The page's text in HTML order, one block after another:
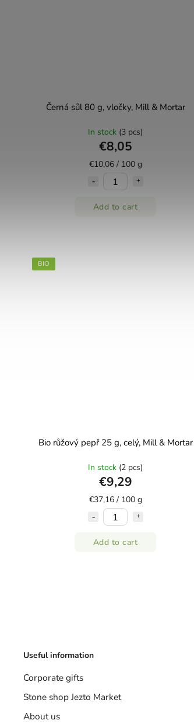
Černá sůl 80 g, vločky, Mill & Mortar
In stock (3 pcs)
€8,05
€10,06 / 100 g
Add to cart
BIO
Bio růžový pepř 25 g, celý, Mill & Mortar
In stock (2 pcs)
€9,29
€37,16 / 100 g
Add to cart
Useful information
Corporate gifts
Stone shop Jezto Market
About us